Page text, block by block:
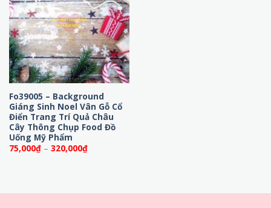
Fo39005 – Background
Giáng Sinh Noel Vân Gỗ Cổ
Điển Trang Trí Quả Châu
Cây Thông Chụp Food Đồ
Uống Mỹ Phẩm
75,000₫ – 320,000₫Khoảng
giá: